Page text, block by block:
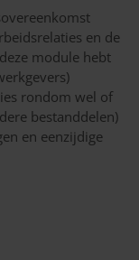
en de
module hebt
rondom wel of
bestanddelen)
en eenzijdige